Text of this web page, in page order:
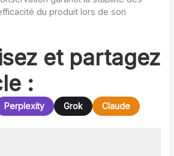
du produit lors de son
et partagez
:
Perplexity Grok Claude